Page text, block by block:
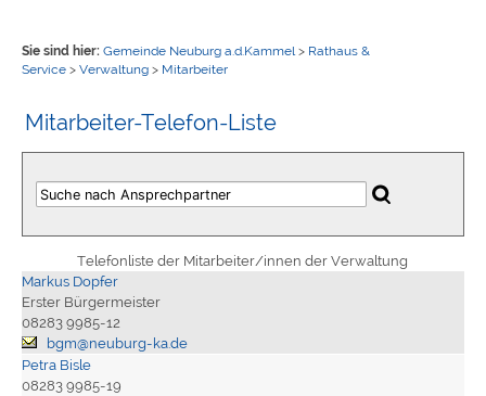
Sie sind hier: Gemeinde Neuburg a.d.Kammel > Rathaus &
Service> Verwaltung> Mitarbeiter
Mitarbeiter-Telefon-Liste
Telefonliste der Mitarbeiter/innen der Verwaltung
Markus Dopfer
Erster Bürgermeister
08283 9985-12
bgm@neuburg-ka.de
Petra Bisle
08283 9985-19